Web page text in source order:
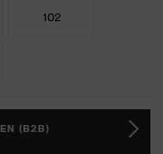
102
(B2B)